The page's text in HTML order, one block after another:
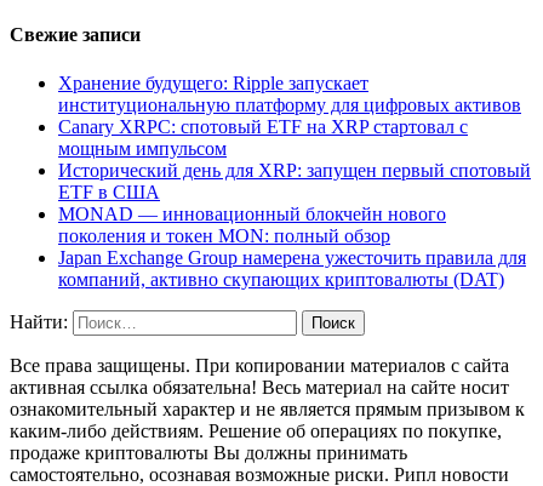
Свежие записи
Хранение будущего: Ripple запускает
институциональную платформу для цифровых активов
Canary XRPC: спотовый ETF на XRP стартовал с
мощным импульсом
Исторический день для XRP: запущен первый спотовый
ETF в США
MONAD — инновационный блокчейн нового
поколения и токен MON: полный обзор
Japan Exchange Group намерена ужесточить правила для
компаний, активно скупающих криптовалюты (DAT)
Найти:
Все права защищены. При копировании материалов с сайта
активная ссылка обязательна! Весь материал на сайте носит
ознакомительный характер и не является прямым призывом к
каким-либо действиям. Решение об операциях по покупке,
продаже криптовалюты Вы должны принимать
самостоятельно, осознавая возможные риски. Рипл новости